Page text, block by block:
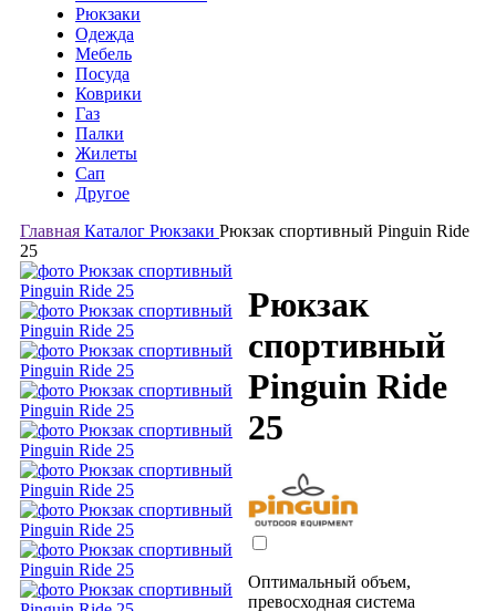
Рюкзаки
Одежда
Мебель
Посуда
Коврики
Газ
Палки
Жилеты
Сап
Другое
Главная Каталог Рюкзаки Рюкзак спортивный Pinguin Ride
25
Рюкзак
спортивный
Pinguin Ride
25
Оптимальный объем,
превосходная система